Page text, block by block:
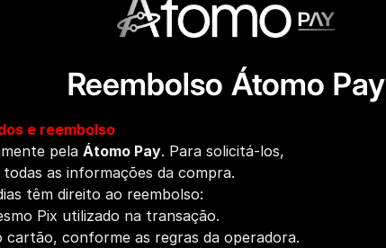
Reembolso Átomo Pay
e reembolso
pela Átomo Pay. Para solicitá-los,
as informações da compra.
têm direito ao reembolso:
Pix utilizado na transação.
conforme as regras da operadora.